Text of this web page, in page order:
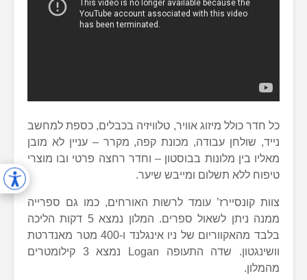
כל חדר כולל מיזוג אוויר, טלוויזיה בכבלים, כספת למחשב
נייד, שולחן עבודה, מכונת קפה, מקרר – עניין לא מובן
מאליו בין מלונות בבוסטון – וחדר רחצה פרטי ובו מוצרי
טיפוח ללא תשלום ומייבש שיער.
צוות קונסיירז’ עומד לרשות האורחים, כמו גם ספרייה
ממנה ניתן לשאול ספרים. המלון נמצא 5 דקות הליכה
בלבד מהאקווריום של ניו אינגלנד ו-400 מטר מאנדרטת
וושינגטון. שדה התעופה Logan נמצא 3 קילומטרים
מהמלון.